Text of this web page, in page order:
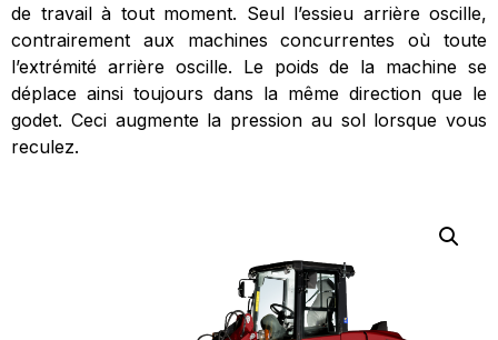
de travail à tout moment. Seul l’essieu arrière oscille,
contrairement aux machines concurrentes où toute
l’extrémité arrière oscille. Le poids de la machine se
déplace ainsi toujours dans la même direction que le
godet. Ceci augmente la pression au sol lorsque vous
reculez.